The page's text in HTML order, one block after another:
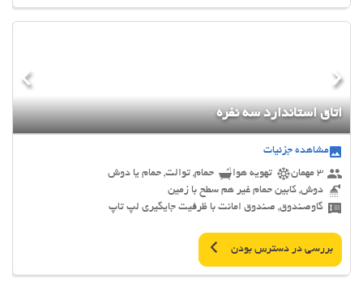
اتاق استاندارد سه نفره
مشاهده جزئیات
3 مهمان
تهویه هوا
حمام, توالت, حمام یا دوش
دوش, کابین حمام غیر هم سطح با زمین
گاوصندوق, صندوق امانت با ظرفیت جایگیری لپ تاپ
بررسی در دسترس بودن